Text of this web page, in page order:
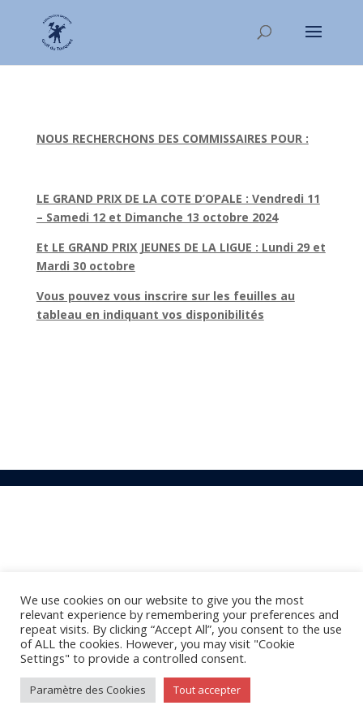
NOUS RECHERCHONS DES COMMISSAIRES POUR :
LE GRAND PRIX DE LA COTE D’OPALE : Vendredi 11
– Samedi 12 et Dimanche 13 octobre 2024
Et LE GRAND PRIX JEUNES DE LA LIGUE : Lundi 29 et
Mardi 30 octobre
Vous pouvez vous inscrire sur les feuilles au
tableau en indiquant vos disponibilités
We use cookies on our website to give you the most
relevant experience by remembering your preferences and
repeat visits. By clicking “Accept All”, you consent to the use
of ALL the cookies. However, you may visit "Cookie
Settings" to provide a controlled consent.
Paramètre des Cookies Tout accepter